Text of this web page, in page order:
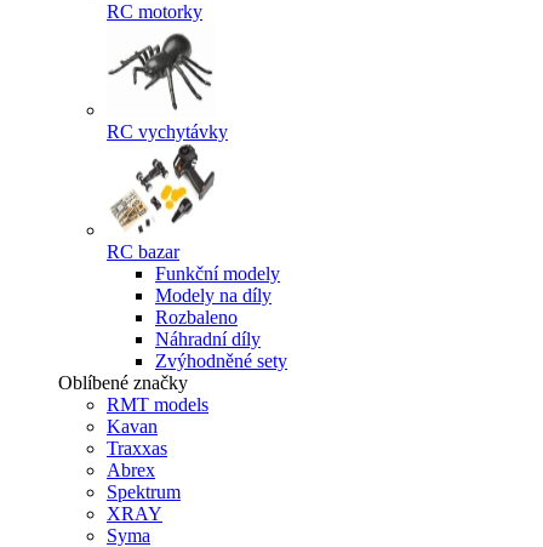
RC motorky
RC vychytávky
RC bazar
Funkční modely
Modely na díly
Rozbaleno
Náhradní díly
Zvýhodněné sety
Oblíbené značky
RMT models
Kavan
Traxxas
Abrex
Spektrum
XRAY
Syma